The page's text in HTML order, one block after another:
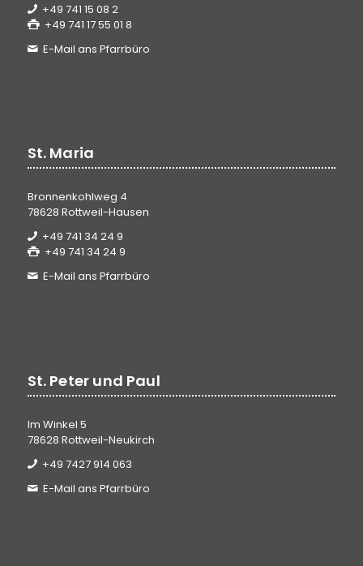
+49 741 15 08 2
+49 741 17 55 01 8
E-Mail ans Pfarrbüro
St. Maria
Bronnenkohlweg 4
78628 Rottweil-Hausen
+49 741 34 24 9
+49 741 34 24 9
E-Mail ans Pfarrbüro
St. Peter und Paul
Im Winkel 5
78628 Rottweil-Neukirch
+49 7427 914 063
E-Mail ans Pfarrbüro